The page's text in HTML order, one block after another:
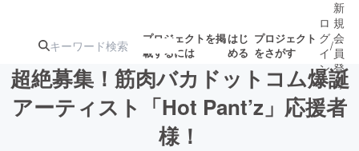
プロジェクトを掲
載するには
はじ
める
プロジェクト
をさがす
注目の新着プロ
ロ
グ
イ
ン
/
新
規
会
員
登
録
超絶募集！筋肉バカドットコム爆誕
アーティスト「Hot Pant’z」応援者
様！